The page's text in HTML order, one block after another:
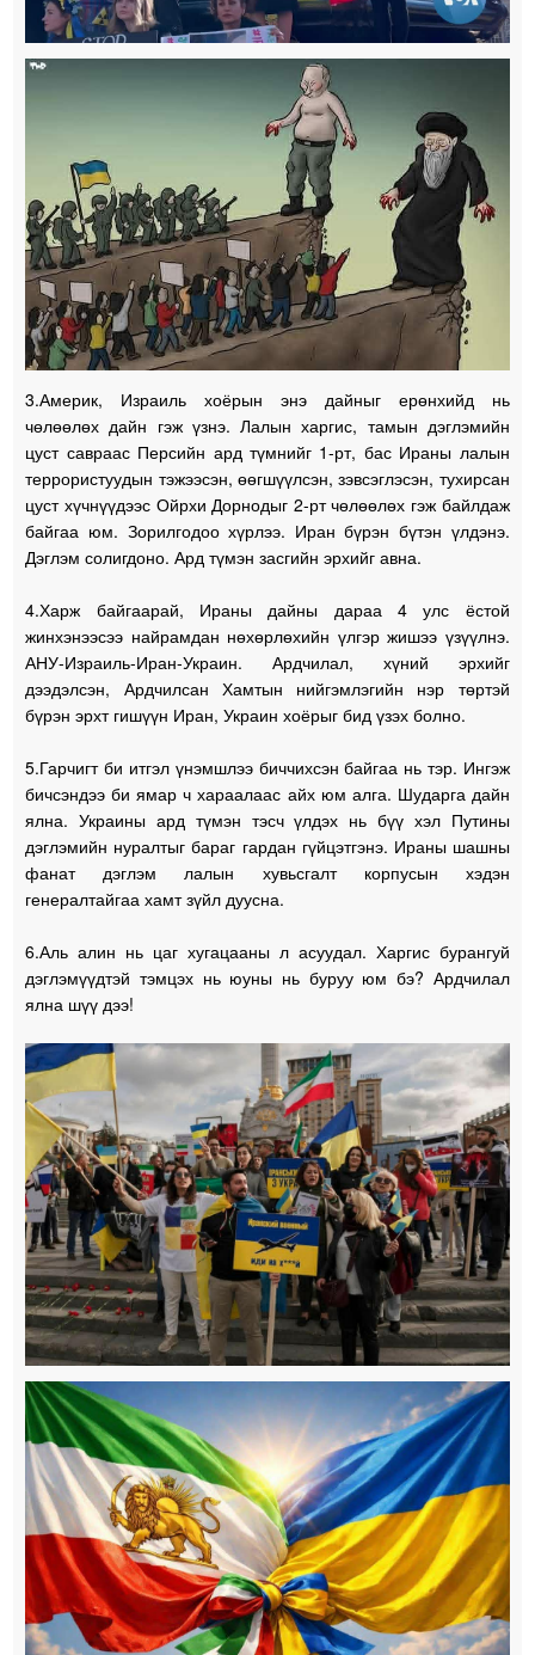
3.Америк, Израиль хоёрын энэ дайныг ерөнхийд нь
чөлөөлөх дайн гэж үзнэ. Лалын харгис, тамын дэглэмийн
цуст савраас Персийн ард түмнийг 1-рт, бас Ираны лалын
террористуудын тэжээсэн, өөгшүүлсэн, зэвсэглэсэн, тухирсан
цуст хүчнүүдээс Ойрхи Дорнодыг 2-рт чөлөөлөх гэж байлдаж
байгаа юм. Зорилгодоо хүрлээ. Иран бүрэн бүтэн үлдэнэ.
Дэглэм солигдоно. Ард түмэн засгийн эрхийг авна.
4.Харж байгаарай, Ираны дайны дараа 4 улс ёстой
жинхэнээсээ найрамдан нөхөрлөхийн үлгэр жишээ үзүүлнэ.
АНУ-Израиль-Иран-Украин. Ардчилал, хүний эрхийг
дээдэлсэн, Ардчилсан Хамтын нийгэмлэгийн нэр төртэй
бүрэн эрхт гишүүн Иран, Украин хоёрыг бид үзэх болно.
5.Гарчигт би итгэл үнэмшлээ биччихсэн байгаа нь тэр. Ингэж
бичсэндээ би ямар ч хараалаас айх юм алга. Шударга дайн
ялна. Украины ард түмэн тэсч үлдэх нь бүү хэл Путины
дэглэмийн нуралтыг бараг гардан гүйцэтгэнэ. Ираны шашны
фанат дэглэм лалын хувьсгалт корпусын хэдэн
генералтайгаа хамт зүйл дуусна.
6.Аль алин нь цаг хугацааны л асуудал. Харгис бурангуй
дэглэмүүдтэй тэмцэх нь юуны нь буруу юм бэ? Ардчилал
ялна шүү дээ!